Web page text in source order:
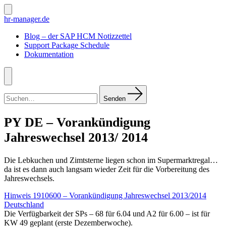
Zum
Inhalt
Suche
ein-/ausblenden
hr-manager.de
Blog – der SAP HCM Notizzettel
Support Package Schedule
Dokumentation
Menü
nach:
Senden
PY DE – Vorankündigung
Jahreswechsel 2013/ 2014
Die Lebkuchen und Zimtsterne liegen schon im Supermarktregal…
da ist es dann auch langsam wieder Zeit für die Vorbereitung des
Jahreswechsels.
Hinweis 1910600 – Vorankündigung Jahreswechsel 2013/2014
Deutschland
Die Verfügbarkeit der SPs – 68 für 6.04 und A2 für 6.00 – ist für
KW 49 geplant (erste Dezemberwoche).